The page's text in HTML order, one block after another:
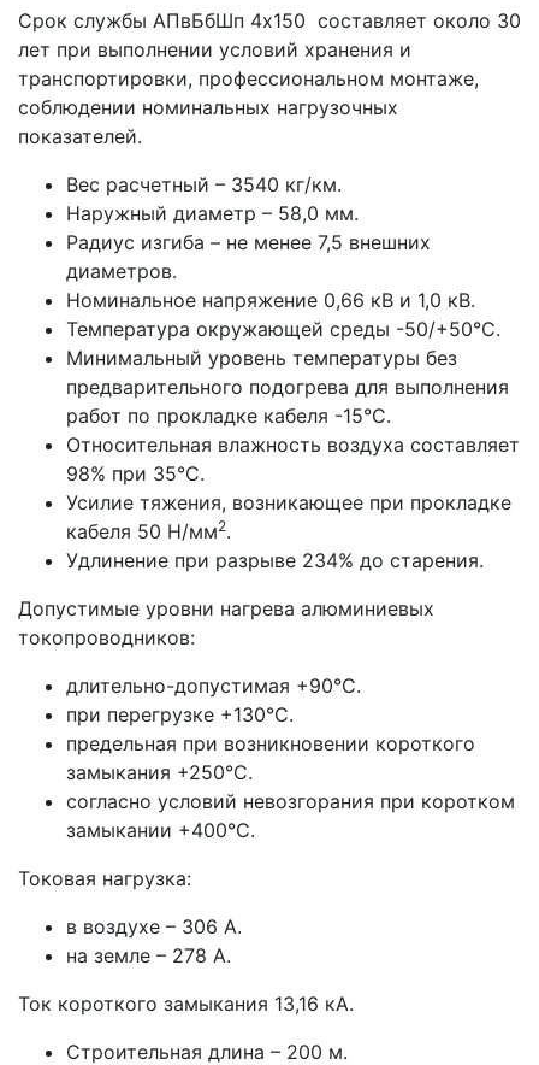
Срок службы АПвБбШп 4x150 составляет около 30
лет при выполнении условий хранения и
транспортировки, профессиональном монтаже,
соблюдении номинальных нагрузочных
показателей.
Вес расчетный – 3540 кг/км.
Наружный диаметр – 58,0 мм.
Радиус изгиба – не менее 7,5 внешних
диаметров.
Номинальное напряжение 0,66 кВ и 1,0 кВ.
Температура окружающей среды -50/+50°С.
Минимальный уровень температуры без
предварительного подогрева для выполнения
работ по прокладке кабеля -15°С.
Относительная влажность воздуха составляет
98% при 35°С.
Усилие тяжения, возникающее при прокладке
кабеля 50 Н/мм2.
Удлинение при разрыве 234% до старения.
Допустимые уровни нагрева алюминиевых
токопроводников:
длительно-допустимая +90°С.
при перегрузке +130°С.
предельная при возникновении короткого
замыкания +250°С.
согласно условий невозгорания при коротком
замыкании +400°С.
Токовая нагрузка:
в воздухе – 306 А.
на земле – 278 А.
Ток короткого замыкания 13,16 кА.
Строительная длина – 200 м.